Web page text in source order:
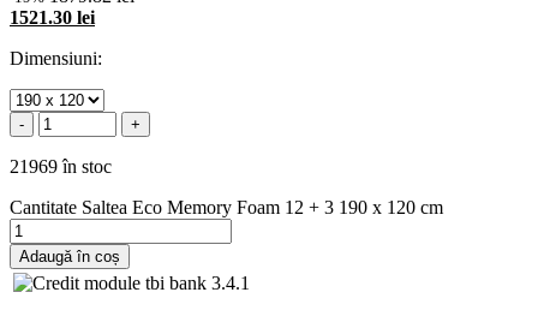
1521.30 lei
Dimensiuni:
- +
21969 în stoc
Cantitate Saltea Eco Memory Foam 12 + 3 190 x 120 cm
Adaugă în coș